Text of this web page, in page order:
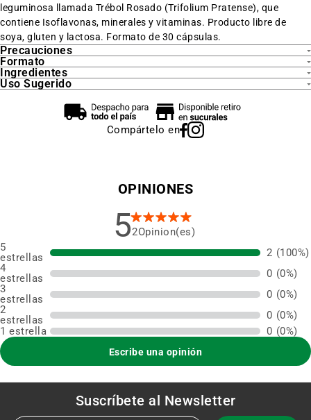
leguminosa llamada Trébol Rosado (Trifolium Pratense), que
contiene Isoflavonas, minerales y vitaminas. Producto libre de
soya, gluten y lactosa. Formato de 30 cápsulas.
Precauciones
Formato
Ingredientes
Uso Sugerido
Compártelo en
OPINIONES
52
5
estrellas
2 (100%)
4
estrellas
0 (0%)
3
estrellas
0 (0%)
2
estrellas
0 (0%)
1 estrella
0 (0%)
Escribe una opinión
Suscríbete al Newsletter